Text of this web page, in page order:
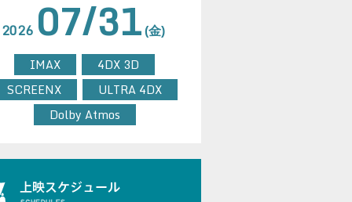
2026 07/31 (金)
IMAX
4DX 3D
SCREENX
ULTRA 4DX
Dolby Atmos